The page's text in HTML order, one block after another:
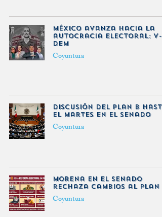
México avanza hacia la
autocracia electoral: V-
Dem
Coyuntura
Discusión del plan B
el martes en el Senado
Coyuntura
Morena en el Senado
rechaza cambios al plan
Coyuntura